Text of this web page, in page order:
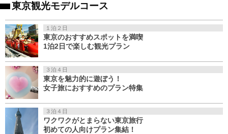
東京観光モデルコース
１泊２日
東京のおすすめスポットを満喫
1泊2日で楽しむ観光プラン
３泊４日
東京を魅力的に遊ぼう！
女子旅におすすめのプラン特集
３泊４日
ワクワクがとまらない東京旅行
初めての人向けプラン集結！